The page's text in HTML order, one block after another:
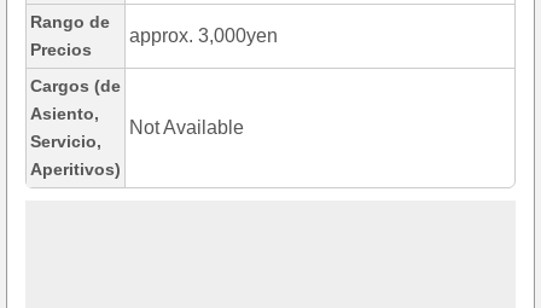
Rango de
Precios
approx. 3,000yen
Cargos (de
Asiento,
Servicio,
Aperitivos)
Not Available